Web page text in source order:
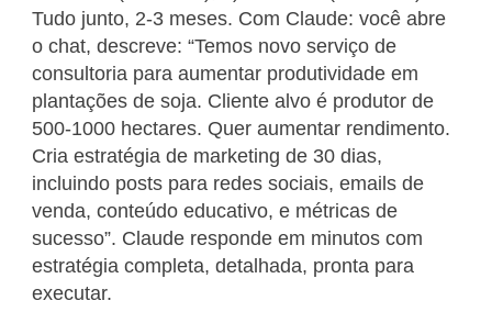
Tudo junto, 2-3 meses. Com Claude: você abre
o chat, descreve: “Temos novo serviço de
consultoria para aumentar produtividade em
plantações de soja. Cliente alvo é produtor de
500-1000 hectares. Quer aumentar rendimento.
Cria estratégia de marketing de 30 dias,
incluindo posts para redes sociais, emails de
venda, conteúdo educativo, e métricas de
sucesso”. Claude responde em minutos com
estratégia completa, detalhada, pronta para
executar.